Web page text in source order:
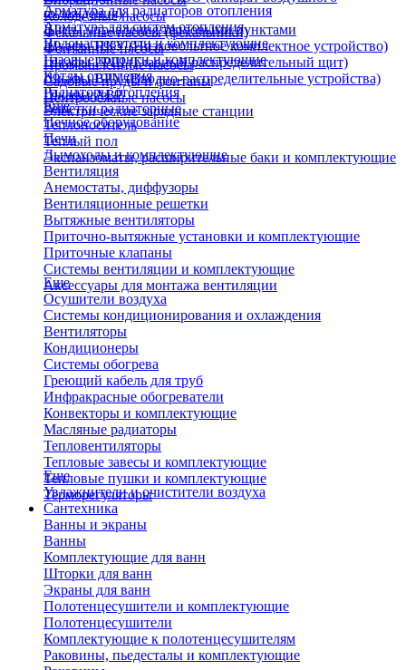
Колодезные насосы
Фекальные насосы (фекальники)
Фонтанные насосы
Промышленные насосы
Садовые пруды и фонтаны
Центробежные насосы
охлаждения)
Щиты управления тепловыми пунктами
Шкафы НКУ (Низковольтное комплектное устройство)
Шкафы ГРЩ (Главный распределительный щит)
Шкафы ВРУ (Вводно-распределительные устройства)
Шкафы АВР
Электрические зарядные станции
Арматура для радиаторов отопления
Арматура для систем отопления
Водонагреватели и комплектующие
Газовые колонки и комплектующие
Котлы отопления
Радиаторы отопления
Решетки радиаторные
Теплоноситель
Теплый пол
Экспанзоматы, расширительные баки и комплектующие
Еще
Печное оборудование
Печи
Дымоходы и комплектующие
Вентиляция
Анемостаты, диффузоры
Вентиляционные решетки
Вытяжные вентиляторы
Приточно-вытяжные установки и комплектующие
Приточные клапаны
Системы вентиляции и комплектующие
Аксессуары для монтажа вентиляции
Еще
Осушители воздуха
Системы кондиционирования и охлаждения
Вентиляторы
Кондиционеры
Системы обогрева
Греющий кабель для труб
Инфракрасные обогреватели
Конвекторы и комплектующие
Масляные радиаторы
Тепловентиляторы
Тепловые завесы и комплектующие
Тепловые пушки и комплектующие
Терморегуляторы
Еще
Увлажнители и очистители воздуха
Сантехника
Ванны и экраны
Ванны
Комплектующие для ванн
Шторки для ванн
Экраны для ванн
Полотенцесушители и комплектующие
Полотенцесушители
Комплектующие к полотенцесушителям
Раковины, пьедесталы и комплектующие